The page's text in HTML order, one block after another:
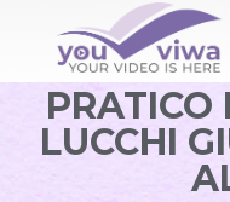
PRATICO
LUCCHI